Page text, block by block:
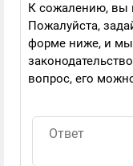
К сожалению, вы
Пожалуйста,
форме ниже, и мы
вопрос, его